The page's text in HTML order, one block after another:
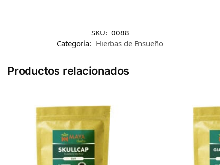
SKU: 0088
Categoría: Hierbas de Ensueño
Productos relacionados